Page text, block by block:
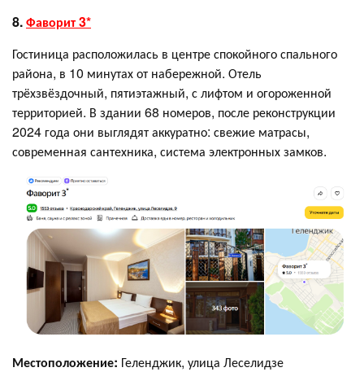
8.Фаворит 3*
Гостиница расположилась в центре спокойного спального
района, в 10 минутах от набережной. Отель
трёхзвёздочный, пятиэтажный, с лифтом и огороженной
территорией. В здании 68 номеров, после реконструкции
2024 года они выглядят аккуратно: свежие матрасы,
современная сантехника, система электронных замков.
Местоположение: Геленджик, улица Леселидзе